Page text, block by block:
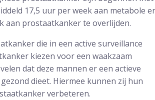
17,5 uur per week aan metabole
aan prostaatkanker te overlijden.
die in een active surveillance
kiezen voor een waakzaam
dat deze mannen er een actieve
dieet. Hiermee kunnen zij hun
verbeteren.